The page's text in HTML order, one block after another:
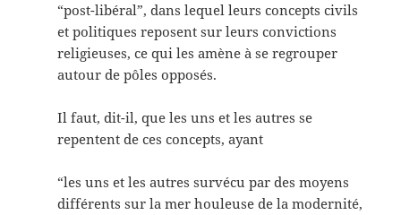
“post-libéral”, dans lequel leurs concepts civils
et politiques reposent sur leurs convictions
religieuses, ce qui les amène à se regrouper
autour de pôles opposés.
Il faut, dit-il, que les uns et les autres se
repentent de ces concepts, ayant
“les uns et les autres survécu par des moyens
différents sur la mer houleuse de la modernité,